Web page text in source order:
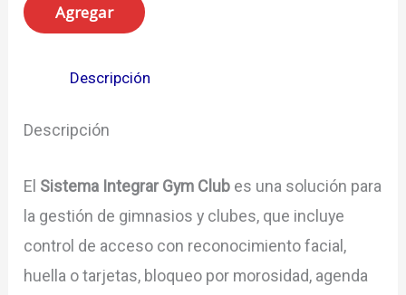
Gym
(Mensual)
Agregar
Descripción
Descripción
El Sistema Integrar Gym Club es una solución para
la gestión de gimnasios y clubes, que incluye
control de acceso con reconocimiento facial,
huella o tarjetas, bloqueo por morosidad, agenda